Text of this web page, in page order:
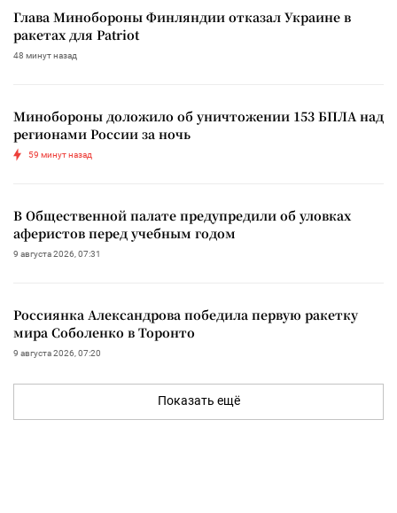
Глава Минобороны Финляндии отказал Украине в
ракетах для Patriot
48 минут назад
Минобороны доложило об уничтожении 153 БПЛА над
регионами России за ночь
59 минут назад
В Общественной палате предупредили об уловках
аферистов перед учебным годом
9 августа 2026, 07:31
Россиянка Александрова победила первую ракетку
мира Соболенко в Торонто
9 августа 2026, 07:20
Показать ещё